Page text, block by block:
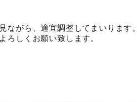
ながら、適宜調整してまいります。
ろしくお願い致します。